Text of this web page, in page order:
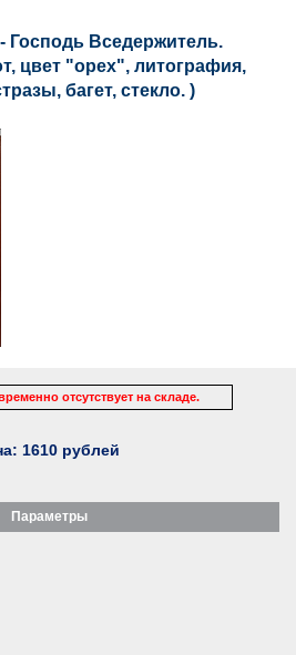
Господь Вседержитель.
цвет "орех", литография,
багет, стекло. )
отсутствует на складе.
1610 рублей
Параметры